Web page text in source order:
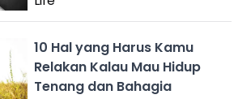
10 Hal yang Harus Kamu
Relakan Kalau Mau Hidup
Tenang dan Bahagia